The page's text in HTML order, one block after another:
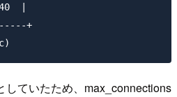
|
+
していたため、max_connections